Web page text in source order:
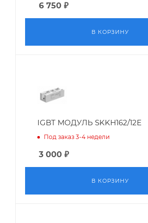
6 750 ₽
В КОРЗИНУ
IGBT МОДУЛЬ SKKH162/12E
Под заказ 3-4 недели
3 000 ₽
В КОРЗИНУ